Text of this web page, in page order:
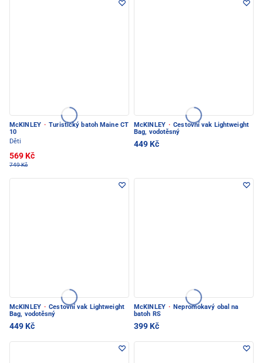
McKINLEY · Turistický batoh Maine CT
10
Děti
569 Kč
749 Kč
McKINLEY · Cestovní vak Lightweight
Bag, vodotěsný
449 Kč
McKINLEY · Cestovní vak Lightweight
Bag, vodotěsný
449 Kč
McKINLEY · Nepromokavý obal na
batoh RS
399 Kč